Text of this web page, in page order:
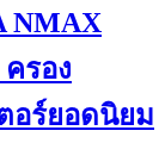
NMAX
รอง
อร์ยอดนิยม